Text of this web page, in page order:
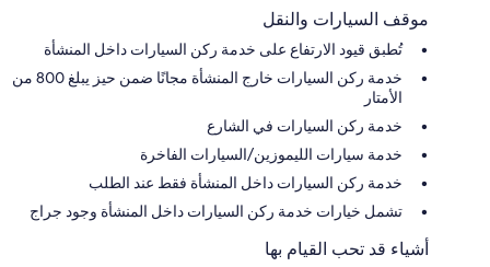
موقف السيارات والنقل
تُطبق قيود الارتفاع على خدمة ركن السيارات داخل المنشأة
خدمة ركن السيارات خارج المنشأة مجانًا ضمن حيز يبلغ 800 من
الأمتار
خدمة ركن السيارات في الشارع
خدمة سيارات الليموزين/السيارات الفاخرة
خدمة ركن السيارات داخل المنشأة فقط عند الطلب
تشمل خيارات خدمة ركن السيارات داخل المنشأة وجود جراج
أشياء قد تحب القيام بها